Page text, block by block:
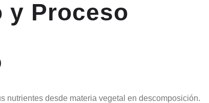
y Proceso
nutrientes desde materia vegetal en descomposición.